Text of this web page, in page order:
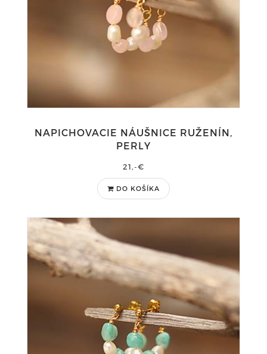
NAPICHOVACIE NÁUŠNICE RUŽENÍN,
PERLY
21,-€
DO KOŠÍKA